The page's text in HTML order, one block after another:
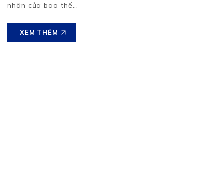
nhân của bao thế...
XEM THÊM